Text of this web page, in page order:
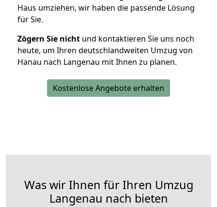
Haus umziehen, wir haben die passende Lösung
für Sie.
Zögern Sie nicht und kontaktieren Sie uns noch
heute, um Ihren deutschlandweiten Umzug von
Hanau nach Langenau mit Ihnen zu planen.
Kostenlose Angebote erhalten
Was wir Ihnen für Ihren Umzug
Langenau nach bieten